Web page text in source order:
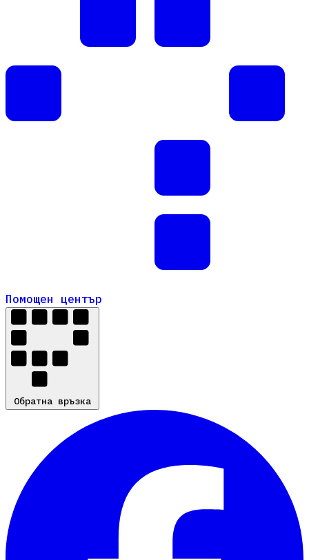
Помощен център
Помощен център
Обратна връзка
Обратна връзка